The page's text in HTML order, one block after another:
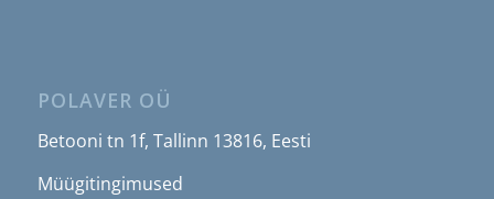
POLAVER OÜ
Betooni tn 1f, Tallinn 13816, Eesti
Müügitingimused